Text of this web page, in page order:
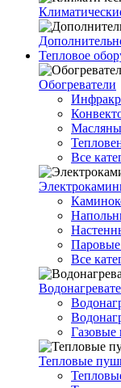
Тепловое
Обогреватели
Все
Паровые
Все
Газовые
Тепловые